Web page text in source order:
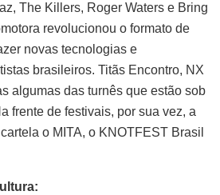
The Killers, Roger Waters e Bring
revolucionou o formato de
novas tecnologias e
brasileiros. Titãs Encontro, NX
algumas das turnês que estão sob
frente de festivais, por sua vez, a
o MITA, o KNOTFEST Brasil